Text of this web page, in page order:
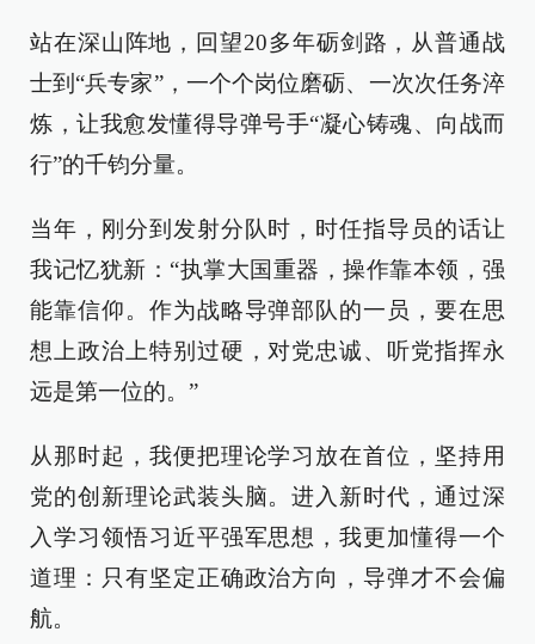
站在深山阵地，回望20多年砺剑路，从普通战
士到“兵专家”，一个个岗位磨砺、一次次任务淬
炼，让我愈发懂得导弹号手“凝心铸魂、向战而
行”的千钧分量。
当年，刚分到发射分队时，时任指导员的话让
我记忆犹新：“执掌大国重器，操作靠本领，强
能靠信仰。作为战略导弹部队的一员，要在思
想上政治上特别过硬，对党忠诚、听党指挥永
远是第一位的。”
从那时起，我便把理论学习放在首位，坚持用
党的创新理论武装头脑。进入新时代，通过深
入学习领悟习近平强军思想，我更加懂得一个
道理：只有坚定正确政治方向，导弹才不会偏
航。